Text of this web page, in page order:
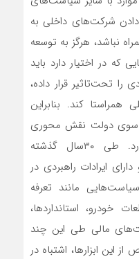
شرکت‌های داخلی به
نباشد، هرگز به توسعه
که در اختیار دارد باید
تحت‌تاثیر قرار داده،
کند. بنابراین
سوی دولت نقش محوری
در جهت‌‍‌‌‌‌‌‌دهی به فعالیت‌ها دارد. طی ۳۰سال گذشته
ایرادات راهبردی در
مانند تعرفه
خودرو، استانداردها،
مالی طی این چند
این ابزارها، اشتباه در